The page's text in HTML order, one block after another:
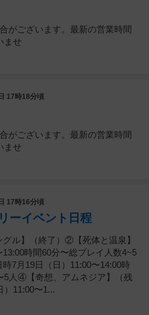
がございます。最新の営業時間
ませ
17時18分頃
がございます。最新の営業時間
ませ
17時16分頃
ーイベント日程
ル】（終了）②【死体と温泉】
13:00時間60分〜総プレイ人数4~5
7月19日（日）11:00〜14:00時
5人④【奇想、アムネジア】（残
）11:00〜1...